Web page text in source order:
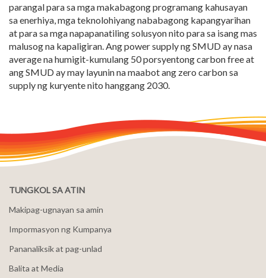
parangal para sa mga makabagong programang kahusayan
sa enerhiya, mga teknolohiyang nababagong kapangyarihan
at para sa mga napapanatiling solusyon nito para sa isang mas
malusog na kapaligiran. Ang power supply ng SMUD ay nasa
average na humigit-kumulang 50 porsyentong carbon free at
ang SMUD ay may layunin na maabot ang zero carbon sa
supply ng kuryente nito hanggang 2030.
TUNGKOL SA ATIN
Makipag-ugnayan sa amin
Impormasyon ng Kumpanya
Pananaliksik at pag-unlad
Balita at Media